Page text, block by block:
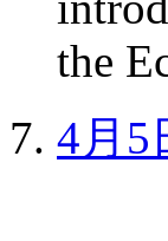
the
4月5